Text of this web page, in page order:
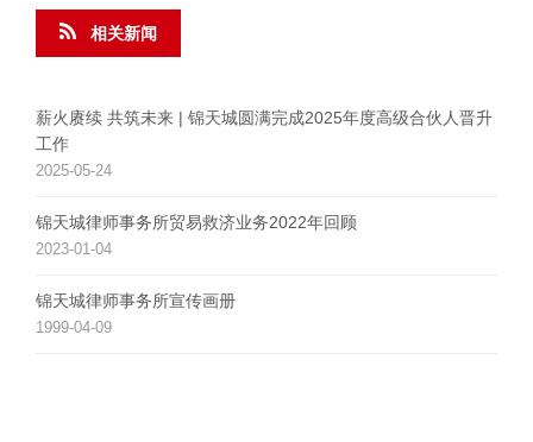
相关新闻
薪火赓续 共筑未来 | 锦天城圆满完成2025年度高级合伙人晋升
工作
2025-05-24
锦天城律师事务所贸易救济业务2022年回顾
2023-01-04
锦天城律师事务所宣传画册
1999-04-09